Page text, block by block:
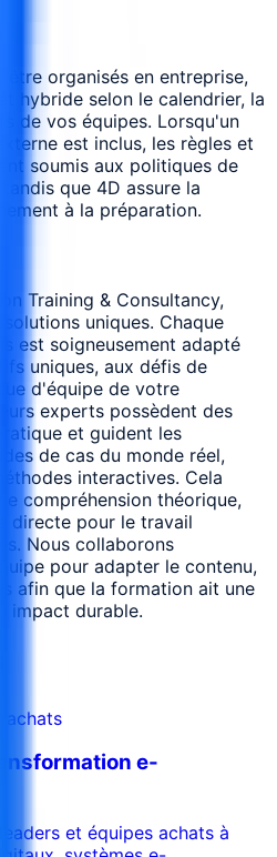
être organisés en entreprise,
hybride selon le calendrier, la
de vos équipes. Lorsqu'un
est inclus, les règles et
soumis aux politiques de
que 4D assure la
à la préparation.
Training & Consultancy,
uniques. Chaque
est soigneusement adapté
uniques, aux défis de
d'équipe de votre
experts possèdent des
et guident les
de cas du monde réel,
interactives. Cela
compréhension théorique,
directe pour le travail
Nous collaborons
pour adapter le contenu,
afin que la formation ait une
impact durable.
achats
e-
et équipes achats à